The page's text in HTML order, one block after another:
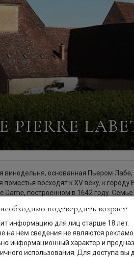
PIERRE
винодельня, основанная Пьером Лабе,
восходят к XV веку, к
Dame, построенном в 1642 году.
года, переведя все виноградники на
в погребах и бочках Шато да Ла
знаменитые вина Clos-Vougeot. С
бочки из дуба, с помощью
подтвердить возраст
информацию для лиц старше 18 лет.
на нем сведения не являются
информационный характер и
использования. Для доступа вы